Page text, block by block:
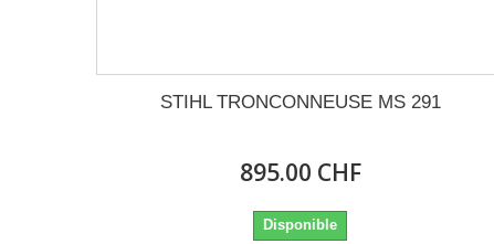
STIHL TRONCONNEUSE MS 291
895.00 CHF
Disponible